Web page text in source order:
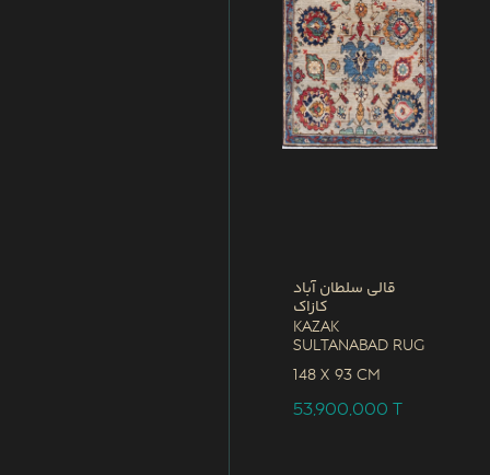
قالی سلطان آباد
کازاک
Kazak
Sultanabad Rug
148 x 93 CM
53,900,000T